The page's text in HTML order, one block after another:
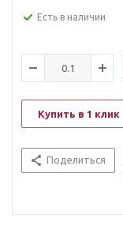
Есть в наличии
Купить в 1 клик
Поделиться